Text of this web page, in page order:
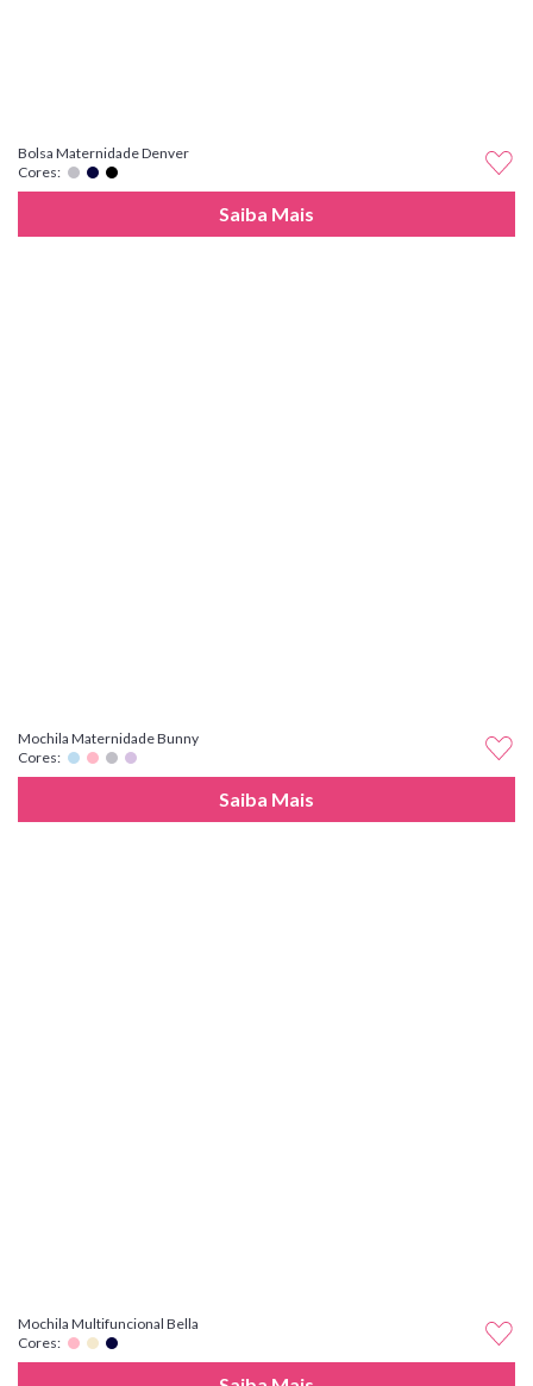
Bolsa Maternidade Denver
Cores:
Saiba Mais
Mochila Maternidade Bunny
Cores:
Saiba Mais
Mochila Multifuncional Bella
Cores: